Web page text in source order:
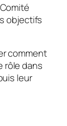
objectifs
comment
rôle dans
leur